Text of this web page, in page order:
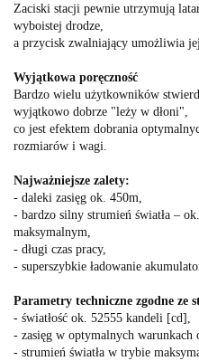
Zaciski stacji pewnie utrzymują
wyboistej drodze,
a przycisk zwalniający umożliwia
Wyjątkowa poręczność
Bardzo wielu użytkowników
wyjątkowo dobrze "leży w dłoni",
co jest efektem dobrania
rozmiarów i wagi.
Najważniejsze zalety:
- daleki zasięg ok. 450m,
- bardzo silny strumień światła –
maksymalnym,
- długi czas pracy,
- superszybkie ładowanie
Parametry techniczne zgodne ze
- światłość ok. 52555 kandeli [cd],
- zasięg w optymalnych warunkach
- strumień światła w trybie